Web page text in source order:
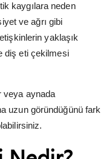
kaygılara neden
ve ağrı gibi
yaklaşık
diş eti çekilmesi
veya aynada
uzun göründüğünü fark